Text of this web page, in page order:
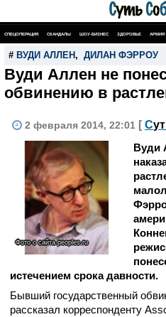
СПЕЦОПЕРАЦИЯ СКАНДАЛЫ ШОУ-БИЗНЕС ЗДОРОВЬЕ АРМИЯ
# ВУДИ АЛЛЕН , ДИЛАН ФЭРРОУ
Вуди Аллен не
обвинению в
2 февраля 2014, 22:01 [ С
Фото с сайта peoples.ru
Вуди
истечением срока давности.
Бывший государственный
рассказал корреспонденту